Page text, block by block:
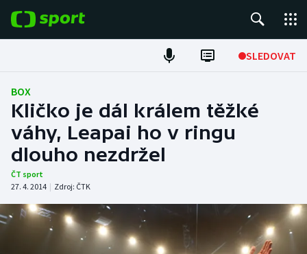
SLEDOVAT
Fotbal
Hokej
Tenis
Atletika
Cyklistika
BOX
Kličko je dál králem těžké
váhy, Leapai ho v ringu
dlouho nezdržel
ČT sport
27. 4. 2014 | Zdroj: ČTK